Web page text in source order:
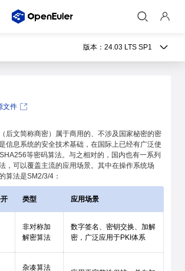
版本： 24.03 LTS SP1
文件
后文简称商密）属于商用的、不涉及国家秘密的密
信息系统的安全技术基础，在国际上已经有广泛使
等密码算法。与之相对的，国内也有一系列
，可以覆盖主流的应用场景。其中在操作系统场
算法是SM2/3/4：
类型 应用场景
非对称加
解密算法
数字签名、密钥交换、加解
密，广泛应用于PKI体系
杂凑算法